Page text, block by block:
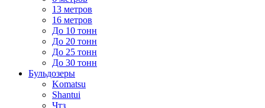
13 метров
16 метров
До 10 тонн
До 20 тонн
До 25 тонн
До 30 тонн
Бульдозеры
Komatsu
Shantui
Чтз